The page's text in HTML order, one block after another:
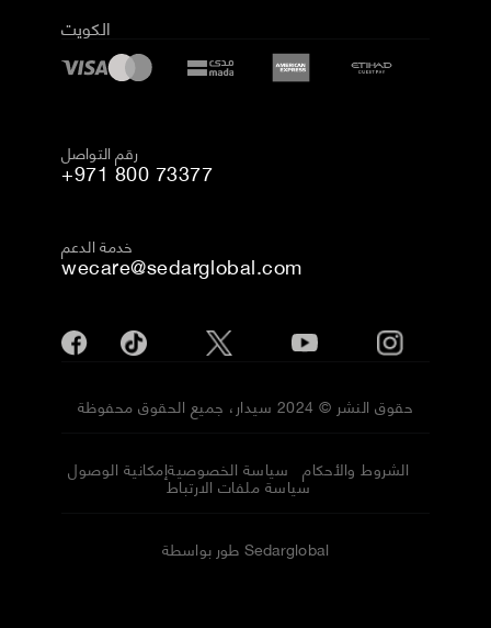
الكويت
رقم التواصل
+971 800 73377
خدمة الدعم
wecare@sedarglobal.com
حقوق النشر © 2024 سيدار، جميع الحقوق محفوظة
إمكانية الوصولسياسة الخصوصية الشروط والأحكام
سياسة ملفات الارتباط
طور بواسطة Sedarglobal